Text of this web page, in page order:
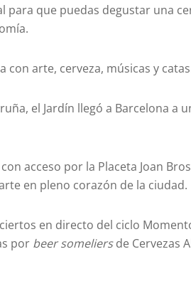
para que puedas degustar una
arte, cerveza, músicas y
el Jardín llegó a Barcelona a
acceso por la Placeta Joan
en pleno corazón de la ciudad.
en directo del ciclo
por beer someliersde Cervezas